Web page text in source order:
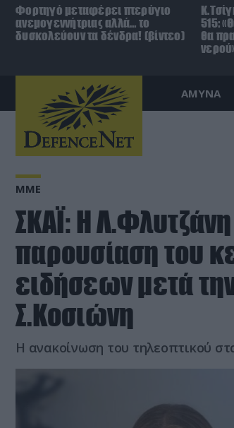
Φορτηγό μεταφέρει πτερύγιο
ανεμογεννήτριας αλλά… το
δυσκολεύουν τα δένδρα! (βίντεο)
515:
θα
ΑΜΥΝΑ
ΜΜΕ
ΣΚΑΪ: Η
παρουσίαση του
ειδήσεων μετά
Σ.Κοσιώνη
Η ανακοίνωση του τηλεοπτικού